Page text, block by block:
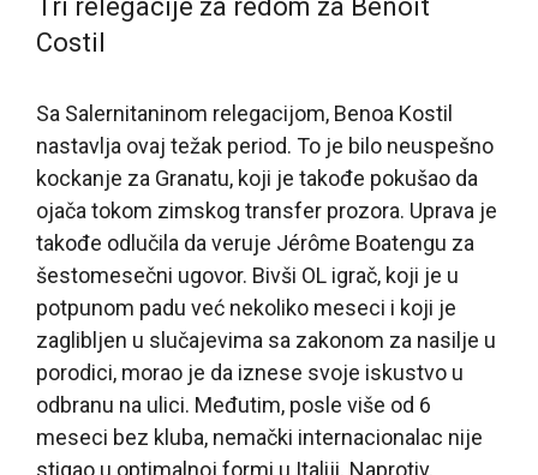
Tri relegacije za redom za Benoît
Costil
Sa Salernitaninom relegacijom, Benoa Kostil
nastavlja ovaj težak period. To je bilo neuspešno
kockanje za Granatu, koji je takođe pokušao da
ojača tokom zimskog transfer prozora. Uprava je
takođe odlučila da veruje Jérôme Boatengu za
šestomesečni ugovor. Bivši OL igrač, koji je u
potpunom padu već nekoliko meseci i koji je
zaglibljen u slučajevima sa zakonom za nasilje u
porodici, morao je da iznese svoje iskustvo u
odbranu na ulici. Međutim, posle više od 6
meseci bez kluba, nemački internacionalac nije
stigao u optimalnoj formi u Italiji. Naprotiv.